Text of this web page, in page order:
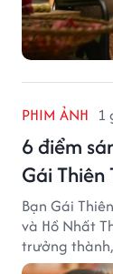
PHIM ẢNH 1
6 điểm
Gái Thiên
Bạn Gái
và Hồ Nhất
trưởng